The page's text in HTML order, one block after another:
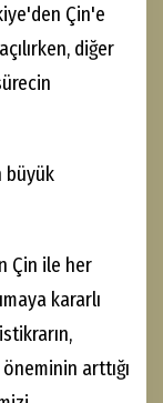
Çin'e
diğer
büyük
Çin ile her
kararlı
arttığı